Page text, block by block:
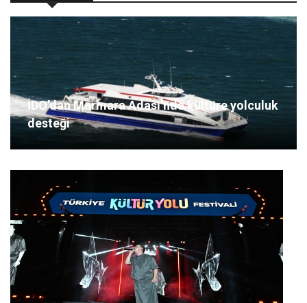
İDO’dan Marmara Adası’nda kültüre yolculuk
desteği